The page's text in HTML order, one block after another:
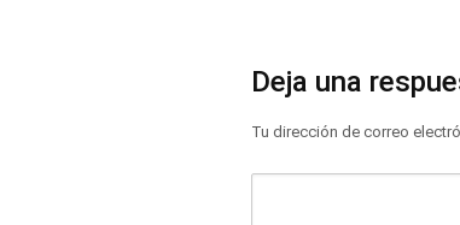
Deja una
Tu dirección de correo